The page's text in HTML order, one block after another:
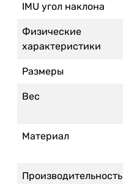
IMU угол наклона
Физические
характеристики
Размеры
Вес
Материал
Производительность